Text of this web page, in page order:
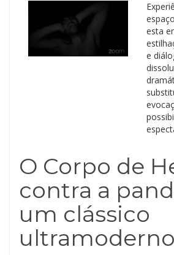
esta
e
O Corpo de
contra a
um clássico
ultramoderno